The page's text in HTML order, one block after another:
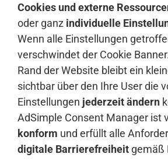
Cookies und externe
oder ganz individuelle
Wenn alle Einstellungen
verschwindet der Cookie
Rand der Website bleibt ein
sichtbar über den Ihre User die
Einstellungen jederzeit ändern
AdSimple Consent Manager ist
konform und erfüllt alle
digitale Barrierefreiheit gemäß